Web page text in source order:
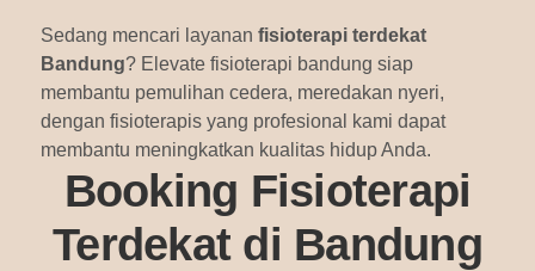
Sedang mencari layanan fisioterapi terdekat
Bandung? Elevate fisioterapi bandung siap
membantu pemulihan cedera, meredakan nyeri,
dengan fisioterapis yang profesional kami dapat
membantu meningkatkan kualitas hidup Anda.
Booking Fisioterapi
Terdekat di Bandung